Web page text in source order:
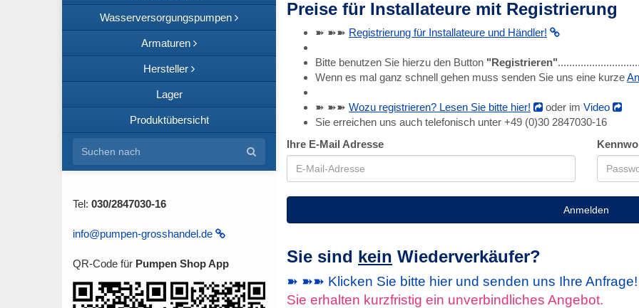
Wasserversorgungspumpen
Armaturen
Hersteller
Lager
Produktübersicht
Tel: 030/2847030-16
info@pumpen-grosshandel.de
QR-Code für Pumpen Shop App
Preise für Installateure mit Registrierung
➽ ➽➽ Registrierung für Installateure und Händler!
Bitte benutzen Sie hierzu den Button "Registrieren"
Wenn es mal ganz schnell gehen muss senden Sie uns eine kurze
➽ ➽➽ Wozu registrieren? Lesen Sie bitte hier! oder im Video
Sie erreichen uns auch telefonisch unter +49 (0)30 2847030-16
Ihre E-Mail Adresse
Anmelden
Sie sind kein Wiederverkäufer?
➽ ➽➽ Klicken Sie bitte hier und senden uns Ihre
Sie erhalten kurzfristig ein unverbindliches Angebot.